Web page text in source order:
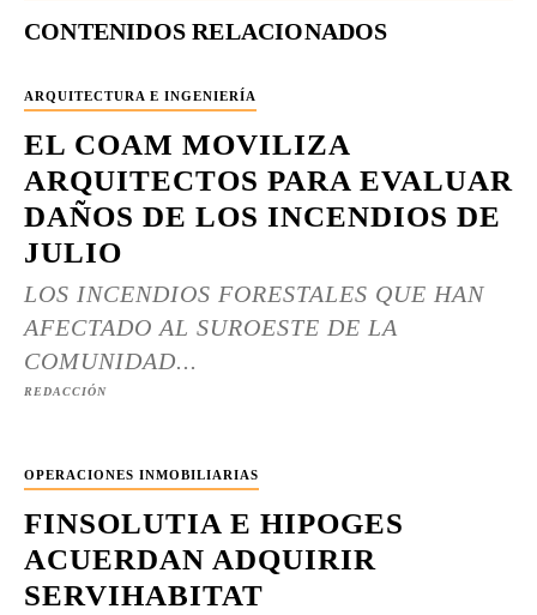
CONTENIDOS RELACIONADOS
ARQUITECTURA E INGENIERÍA
EL COAM MOVILIZA
ARQUITECTOS PARA EVALUAR
DAÑOS DE LOS INCENDIOS DE
JULIO
LOS INCENDIOS FORESTALES QUE HAN
AFECTADO AL SUROESTE DE LA
COMUNIDAD...
REDACCIÓN
OPERACIONES INMOBILIARIAS
FINSOLUTIA E HIPOGES
ACUERDAN ADQUIRIR
SERVIHABITAT